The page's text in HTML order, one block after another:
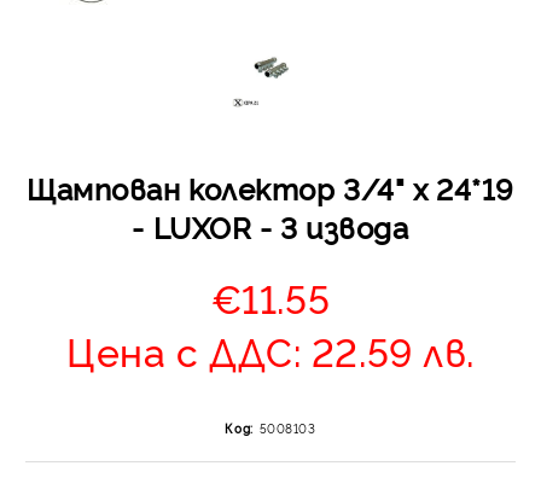
Щампован колектор 3/4" х 24*19
- LUXOR - 3 извода
€11.55
Цена с ДДС: 22.59 лв.
Код: 5008103
Отложено до 30 дни
изпращане на
до 400 лв. / €204,52
от стойността на
без оскъпяване. За
стойност до 1000 лв.